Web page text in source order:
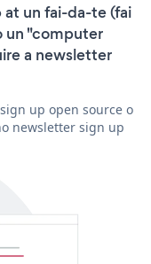
at un fai-da-te (fai
un "computer
a newsletter
up open source o
newsletter sign up